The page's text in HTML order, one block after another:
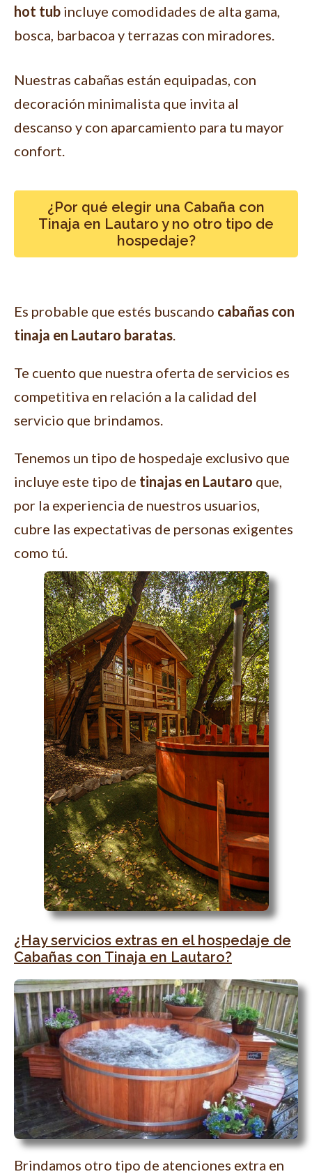
hot tub incluye comodidades de alta gama,
bosca, barbacoa y terrazas con miradores.
Nuestras cabañas están equipadas, con
decoración minimalista que invita al
descanso y con aparcamiento para tu mayor
confort.
¿Por qué elegir una Cabaña con
Tinaja en Lautaro y no otro tipo de
hospedaje?
Es probable que estés buscando cabañas con
tinaja en Lautaro baratas
Te cuento que nuestra oferta de servicios es
competitiva en relación a la calidad del
servicio que brindamos.
Tenemos un tipo de hospedaje exclusivo que
incluye este tipo de tinajas en Lautaro que,
por la experiencia de nuestros usuarios,
cubre las expectativas de personas exigentes
como tú.
¿Hay servicios extras en el hospedaje de
Cabañas con Tinaja en Lautaro?
Brindamos otro tipo de atenciones extra en